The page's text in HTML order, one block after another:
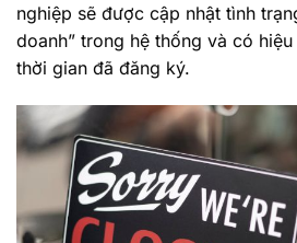
nghiệp sẽ được cập nhật tình
doanh” trong hệ thống và có
thời gian đã đăng ký.